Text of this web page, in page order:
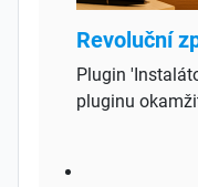
Revoluční
Plugin
pluginu